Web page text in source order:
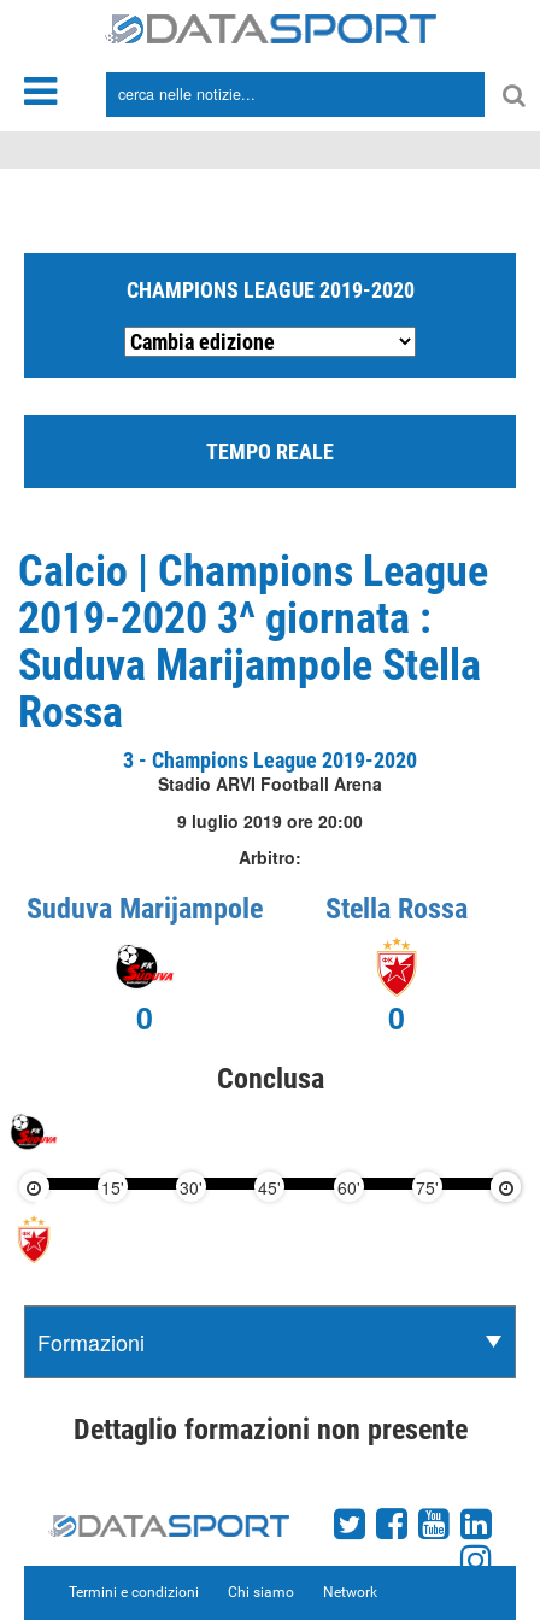
CHAMPIONS LEAGUE 2019-2020
TEMPO REALE
Calcio | Champions League
2019-2020 3^ giornata :
Suduva Marijampole Stella
Rossa
3 - Champions League 2019-2020
Stadio ARVI Football Arena
9 luglio 2019 ore 20:00
Arbitro:
Suduva Marijampole
0
Stella Rossa
0
Conclusa
15' 30' 45' 60' 75' 90'
Dettaglio formazioni non presente
Termini e condizioni Chi siamo Network